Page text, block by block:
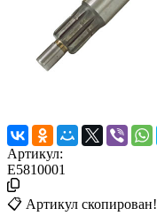
Артикул:
E5810001
📋 Артикул скопирован!